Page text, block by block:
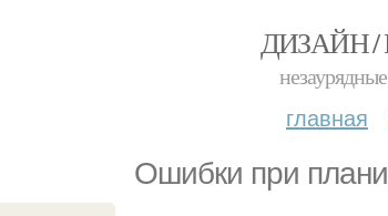
ДИЗАЙН /
главная
Ошибки при